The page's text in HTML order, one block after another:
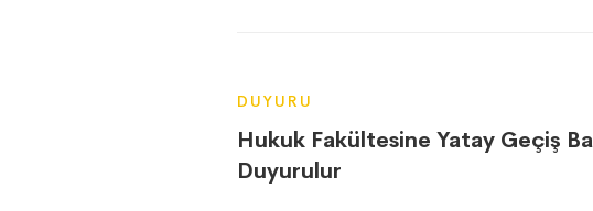
DUYURU
Hukuk Fakültesine Yatay Geçiş
Duyurulur